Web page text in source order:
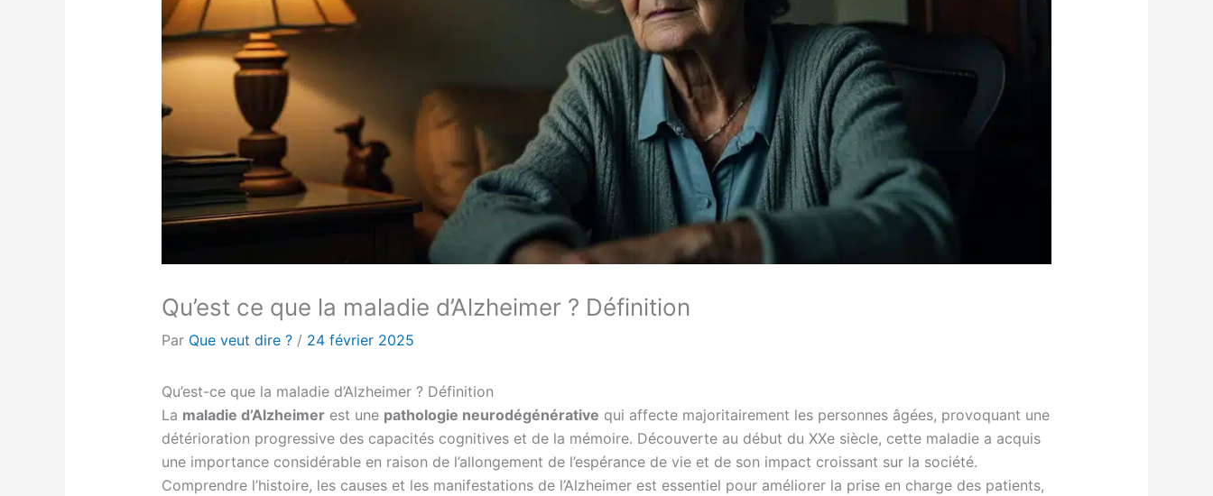
Qu’est ce que la maladie d’Alzheimer ? Définition
Par Que veut dire ?/ 24 février 2025
Qu’est-ce que la maladie d’Alzheimer ? Définition
La maladie d’Alzheimerest une pathologie neurodégénérative qui affecte majoritairement les personnes âgées, provoquant une
détérioration progressive des capacités cognitives et de la mémoire. Découverte au début du XXe siècle, cette maladie a acquis
une importance considérable en raison de l’allongement de l’espérance de vie et de son impact croissant sur la société.
Comprendre l’histoire, les causes et les manifestations de l’Alzheimer est essentiel pour améliorer la prise en charge des patients,